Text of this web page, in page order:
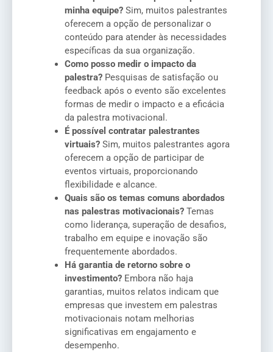
minha equipe? Sim, muitos palestrantes
oferecem a opção de personalizar o
conteúdo para atender às necessidades
específicas da sua organização.
Como posso medir o impacto da
palestra? Pesquisas de satisfação ou
feedback após o evento são excelentes
formas de medir o impacto e a eficácia
da palestra motivacional.
É possível contratar palestrantes
virtuais? Sim, muitos palestrantes agora
oferecem a opção de participar de
eventos virtuais, proporcionando
flexibilidade e alcance.
Quais são os temas comuns abordados
nas palestras motivacionais? Temas
como liderança, superação de desafios,
trabalho em equipe e inovação são
frequentemente abordados.
Há garantia de retorno sobre o
investimento? Embora não haja
garantias, muitos relatos indicam que
empresas que investem em palestras
motivacionais notam melhorias
significativas em engajamento e
desempenho.